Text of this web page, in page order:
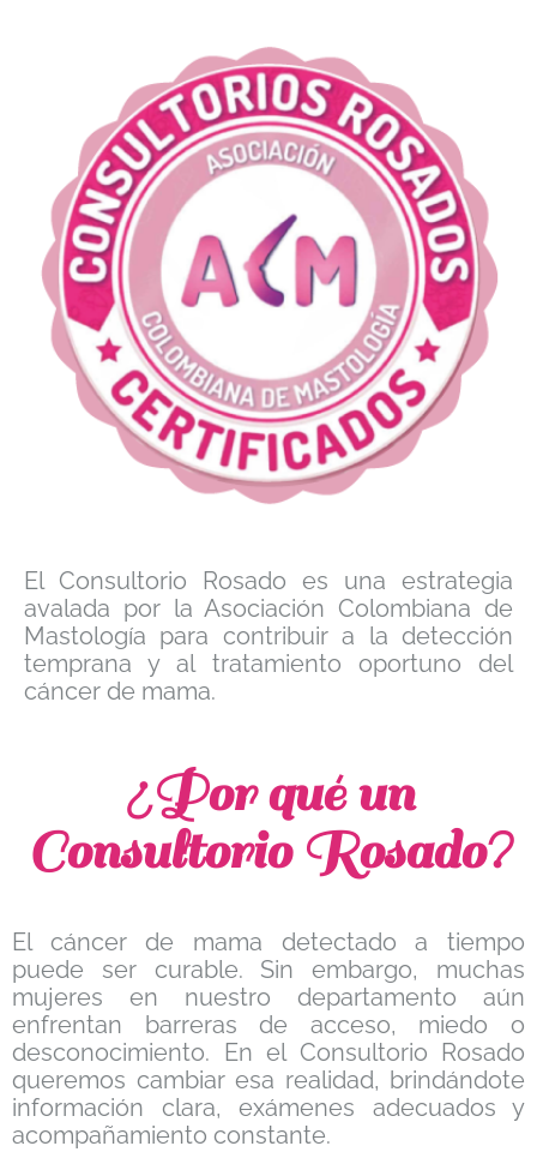
El Consultorio Rosado es una estrategia
avalada por la Asociación Colombiana de
Mastología para contribuir a la detección
temprana y al tratamiento oportuno del
cáncer de mama.
¿Por qué un
Consultorio Rosado?
El cáncer de mama detectado a tiempo
puede ser curable. Sin embargo, muchas
mujeres en nuestro departamento aún
enfrentan barreras de acceso, miedo o
desconocimiento. En el Consultorio Rosado
queremos cambiar esa realidad, brindándote
información clara, exámenes adecuados y
acompañamiento constante.